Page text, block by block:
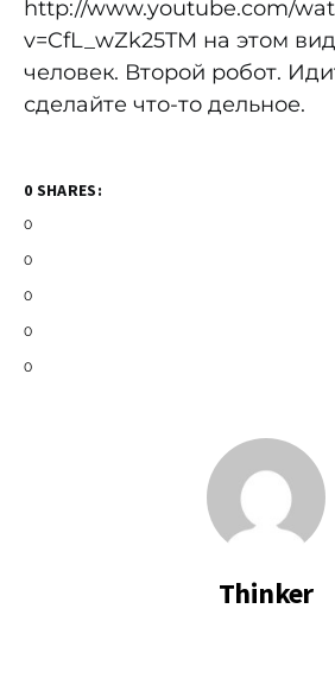
http://www.youtube.com/
v=CfL_wZk25TM на этом
человек. Второй робот.
сделайте что-то дельное.
0 SHARES:
0
0
0
0
0
Thinker